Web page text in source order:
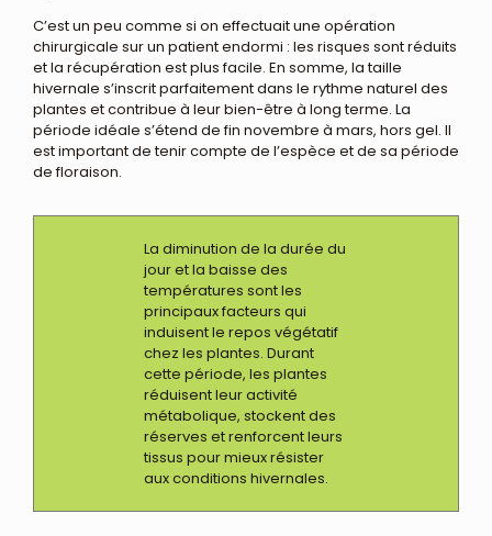
C’est un peu comme si on effectuait une opération
chirurgicale sur un patient endormi : les risques sont réduits
et la récupération est plus facile. En somme, la taille
hivernale s’inscrit parfaitement dans le rythme naturel des
plantes et contribue à leur bien-être à long terme. La
période idéale s’étend de fin novembre à mars, hors gel. Il
est important de tenir compte de l’espèce et de sa période
de floraison.
La diminution de la durée du
jour et la baisse des
températures sont les
principaux facteurs qui
induisent le repos végétatif
chez les plantes. Durant
cette période, les plantes
réduisent leur activité
métabolique, stockent des
réserves et renforcent leurs
tissus pour mieux résister
aux conditions hivernales.